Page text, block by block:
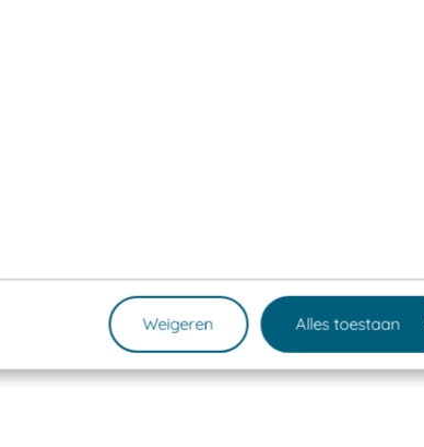
Weigeren Alles toestaan